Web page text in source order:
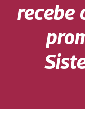
recebe